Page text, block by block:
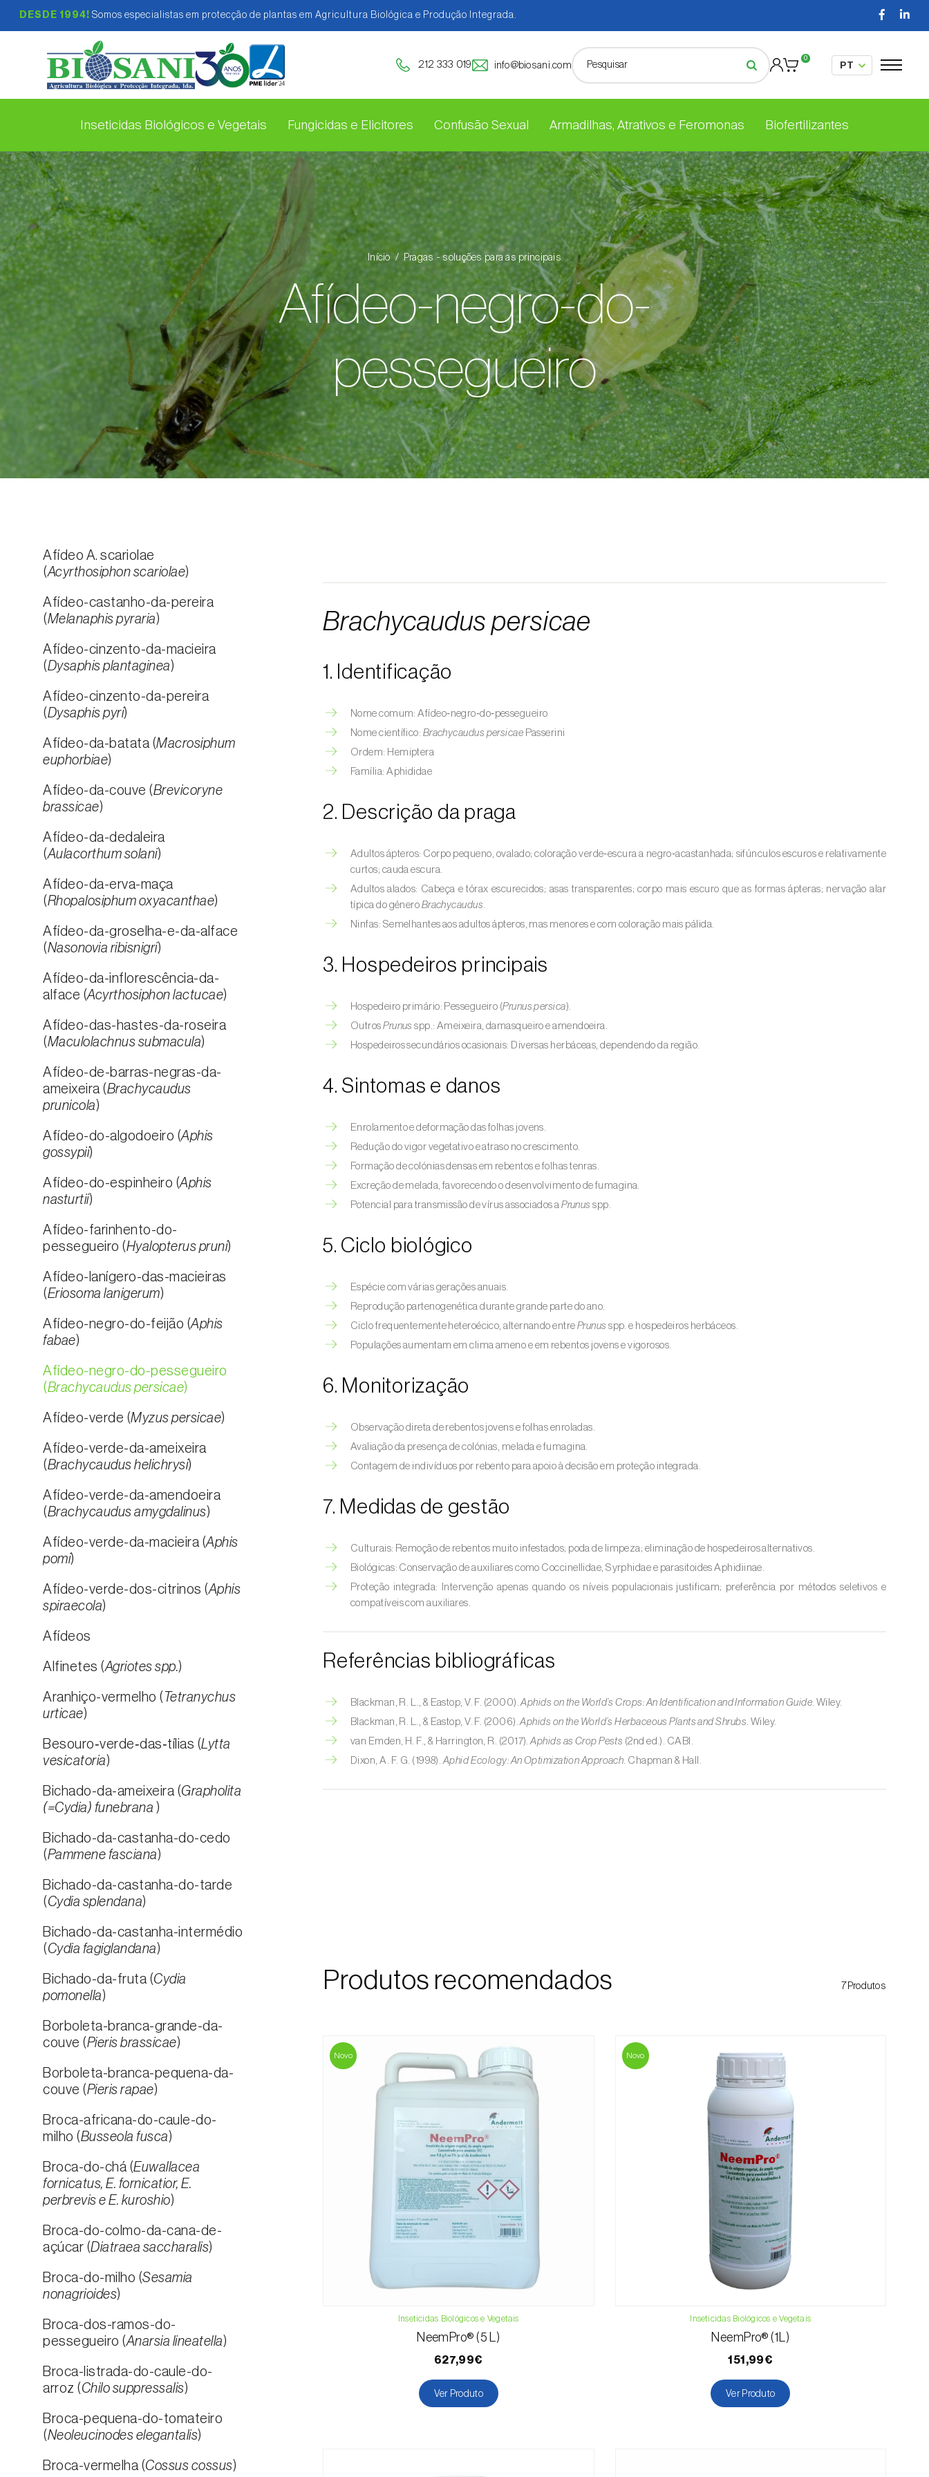
DESDE 1994! Somos especialistas em protecção de plantas em Agricultura Biológica e Produção Integrada.
212 333 019 info@biosani.com
0
Inseticidas Biológicos e Vegetais Fungicidas e Elicitores Confusão Sexual Armadilhas, Atrativos e Feromonas Biofertilizantes
Início Pragas - soluções para as principais
Afídeo-negro-do-
pessegueiro
Afídeo A. scariolae
(Acyrthosiphon scariolae)
Afídeo-castanho-da-pereira
(Melanaphis pyraria)
Afídeo-cinzento-da-macieira
(Dysaphis plantaginea)
Afídeo-cinzento-da-pereira
(Dysaphis pyri)
Afídeo-da-batata (Macrosiphum
euphorbiae)
Afídeo-da-couve (Brevicoryne
brassicae)
Afídeo-da-dedaleira
(Aulacorthum solani)
Afídeo-da-erva-maça
(Rhopalosiphum oxyacanthae)
Afídeo-da-groselha-e-da-alface
(Nasonovia ribisnigri)
Afídeo-da-inflorescência-da-
alface (Acyrthosiphon lactucae)
Afídeo-das-hastes-da-roseira
(Maculolachnus submacula)
Afídeo-de-barras-negras-da-
ameixeira (Brachycaudus
prunicola)
Afídeo-do-algodoeiro (Aphis
gossypii)
Afídeo-do-espinheiro (Aphis
nasturtii)
Afídeo-farinhento-do-
pessegueiro (Hyalopterus pruni)
Afídeo-lanígero-das-macieiras
(Eriosoma lanigerum)
Afídeo-negro-do-feijão (Aphis
fabae)
Afídeo-negro-do-pessegueiro
(Brachycaudus persicae)
Afídeo-verde (Myzus persicae)
Afídeo-verde-da-ameixeira
(Brachycaudus helichrysi)
Afídeo-verde-da-amendoeira
(Brachycaudus amygdalinus)
Afídeo-verde-da-macieira (Aphis
pomi)
Afídeo-verde-dos-citrinos (Aphis
spiraecola)
Afídeos
Alfinetes (Agriotes spp.)
Aranhiço-vermelho ( Tetranychus
urticae)
Besouro‑verde‑das‑tílias (Lytta
vesicatoria)
Bichado-da-ameixeira (Grapholita
(=Cydia) funebrana )
Bichado-da-castanha-do-cedo
(Pammene fasciana)
Bichado-da-castanha-do-tarde
(Cydia splendana)
Bichado-da-castanha-intermédio
(Cydia fagiglandana)
Bichado-da-fruta (Cydia
pomonella)
Borboleta-branca-grande-da-
couve (Pieris brassicae)
Borboleta-branca-pequena-da-
couve (Pieris rapae)
Broca-africana-do-caule-do-
milho (Busseola fusca)
Broca-do-chá (Euwallacea
fornicatus, E. fornicatior, E.
perbrevis e E. kuroshio)
Broca-do-colmo-da-cana-de-
açúcar (Diatraea saccharalis)
Broca-do-milho (Sesamia
nonagrioides)
Broca-dos-ramos-do-
pessegueiro (Anarsia lineatella)
Broca-listrada-do-caule-do-
arroz (Chilo suppressalis)
Broca-pequena-do-tomateiro
(Neoleucinodes elegantalis)
Broca-vermelha (Cossus cossus)
Brachycaudus persicae
1. Identificação
Nome comum: Afídeo‑negro‑do‑pessegueiro
Nome científico: Brachycaudus persicae Passerini
Ordem: Hemiptera
Família: Aphididae
2. Descrição da praga
Adultos ápteros: Corpo pequeno, ovalado; coloração verde‑escura a negro‑acastanhada; sifúnculos escuros e relativamente
curtos; cauda escura.
Adultos alados: Cabeça e tórax escurecidos; asas transparentes; corpo mais escuro que as formas ápteras; nervação alar
típica do género Brachycaudus.
Ninfas: Semelhantes aos adultos ápteros, mas menores e com coloração mais pálida.
3. Hospedeiros principais
Hospedeiro primário: Pessegueiro (Prunus persica).
OutrosPrunus spp.: Ameixeira, damasqueiro e amendoeira.
Hospedeiros secundários ocasionais: Diversas herbáceas, dependendo da região.
4. Sintomas e danos
Enrolamento e deformação das folhas jovens.
Redução do vigor vegetativo e atraso no crescimento.
Formação de colónias densas em rebentos e folhas tenras.
Excreção de melada, favorecendo o desenvolvimento de fumagina.
Potencial para transmissão de vírus associados aPrunus spp.
5. Ciclo biológico
Espécie com várias gerações anuais.
Reprodução partenogenética durante grande parte do ano.
Ciclo frequentemente heteroécico, alternando entre Prunus spp. e hospedeiros herbáceos.
Populações aumentam em clima ameno e em rebentos jovens e vigorosos.
6. Monitorização
Observação direta de rebentos jovens e folhas enroladas.
Avaliação da presença de colónias, melada e fumagina.
Contagem de indivíduos por rebento para apoio à decisão em proteção integrada.
7. Medidas de gestão
Culturais: Remoção de rebentos muito infestados; poda de limpeza; eliminação de hospedeiros alternativos.
Biológicas: Conservação de auxiliares como Coccinellidae, Syrphidae e parasitoides Aphidiinae.
Proteção integrada: Intervenção apenas quando os níveis populacionais justificam; preferência por métodos seletivos e
compatíveis com auxiliares.
Referências bibliográficas
Blackman, R. L., & Eastop, V. F. (2000).Aphids on the World’s Crops: An Identification and Information Guide . Wiley.
Blackman, R. L., & Eastop, V. F. (2006).Aphids on the World’s Herbaceous Plants and Shrubs . Wiley.
van Emden, H. F., & Harrington, R. (2017).Aphids as Crop Pests (2nd ed.). CABI.
Dixon, A. F. G. (1998). Aphid Ecology: An Optimization Approach . Chapman & Hall.
Produtos recomendados 7Produtos
Novo
Inseticidas Biológicos e Vegetais
NeemPro® (5 L)
627,99€
Ver Produto
Novo
Inseticidas Biológicos e Vegetais
NeemPro® (1L)
151,99€
Ver Produto